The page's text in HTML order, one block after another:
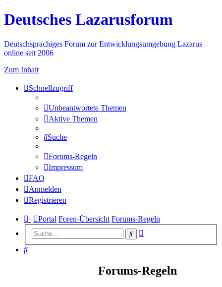
Deutsches Lazarusforum
Deutschsprachiges Forum zur Entwicklungsumgebung Lazarus
online seit 2006
Zum Inhalt
Schnellzugriff
Unbeantwortete Themen
Aktive Themen
Suche
Forums-Regeln
Impressum
FAQ
Anmelden
Registrieren
· Portal Foren-Übersicht Forums-Regeln
Suche
Suche
Forums-Regeln